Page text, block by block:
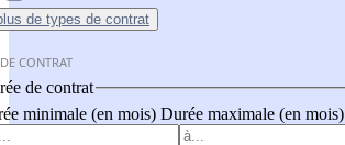
de types de contrat
CONTRAT
de contrat
minimale (en mois) Durée maximale (en mois)